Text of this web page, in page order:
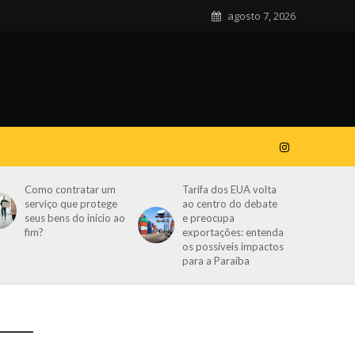
agosto 7, 2026
Como contratar um
serviço que protege
seus bens do início ao
fim?
Tarifa dos EUA volta
ao centro do debate
e preocupa
exportações: entenda
os possíveis impactos
para a Paraíba